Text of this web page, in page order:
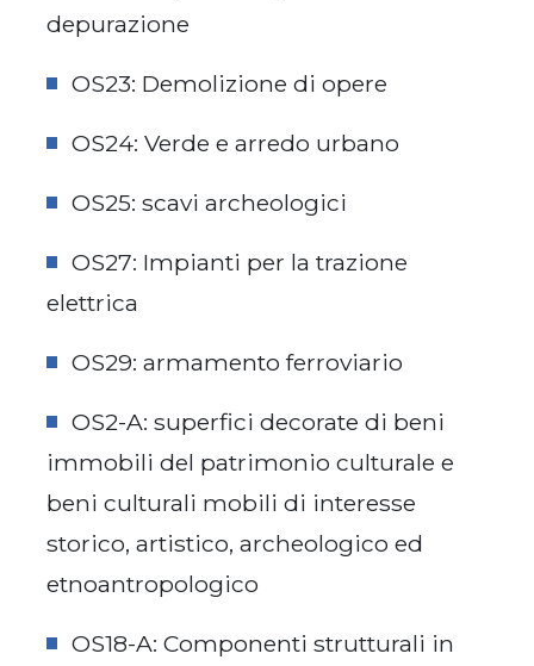
depurazione
OS23: Demolizione di opere
OS24: Verde e arredo urbano
OS25: scavi archeologici
OS27: Impianti per la trazione
elettrica
OS29: armamento ferroviario
OS2-A: superfici decorate di beni
immobili del patrimonio culturale e
beni culturali mobili di interesse
storico, artistico, archeologico ed
etnoantropologico
OS18-A: Componenti strutturali in